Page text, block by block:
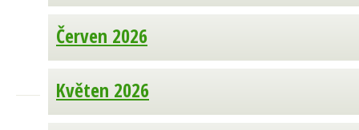
Červen 2026
Květen 2026